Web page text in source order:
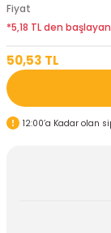
Fiyat
*5,18 TL den
50,53 TL
12:00’a Kadar olan